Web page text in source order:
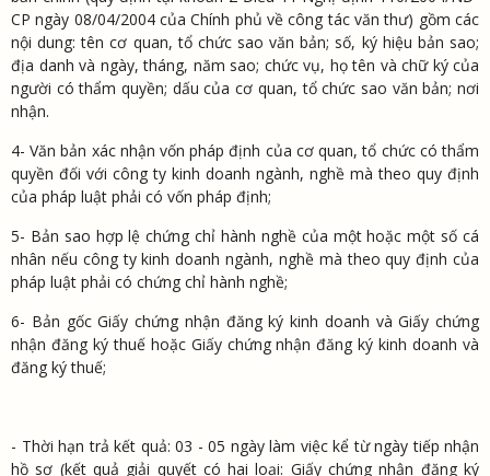
CP ngày 08/04/2004 của Chính phủ về công tác văn thư) gồm các
nội dung: tên cơ quan, tổ chức sao văn bản; số, ký hiệu bản sao;
địa danh và ngày, tháng, năm sao; chức vụ, họ tên và chữ ký của
người có thẩm quyền; dấu của cơ quan, tổ chức sao văn bản; nơi
nhận.
4- Văn bản xác nhận vốn pháp định của cơ quan, tổ chức có thẩm
quyền đối với công ty kinh doanh ngành, nghề mà theo quy định
của pháp luật phải có vốn pháp định;
5- Bản sao hợp lệ chứng chỉ hành nghề của một hoặc một số cá
nhân nếu công ty kinh doanh ngành, nghề mà theo quy định của
pháp luật phải có chứng chỉ hành nghề;
6- Bản gốc Giấy chứng nhận đăng ký kinh doanh và Giấy chứng
nhận đăng ký thuế hoặc Giấy chứng nhận đăng ký kinh doanh và
đăng ký thuế;
- Thời hạn trả kết quả: 03 - 05 ngày làm việc kể từ ngày tiếp nhận
hồ sơ (kết quả giải quyết có hai loại: Giấy chứng nhận đăng ký